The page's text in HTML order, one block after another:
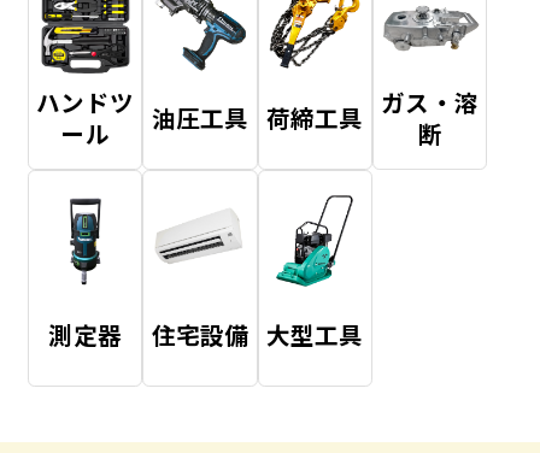
ハンドツ
ール
油圧工具 荷締工具 ガス・溶
断
測定器 住宅設備 大型工具